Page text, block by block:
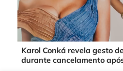
Karol Conká revela gesto
durante cancelamento